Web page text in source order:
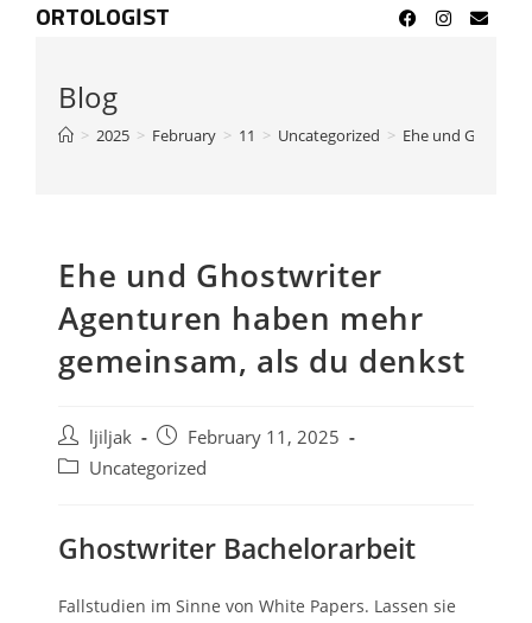
ORTOLOGIST
Blog
> 2025 > February > 11 > Uncategorized > Ehe und
Ehe und Ghostwriter
Agenturen haben mehr
gemeinsam, als du denkst
ljiljak
February 11, 2025
Uncategorized
Ghostwriter Bachelorarbeit
Fallstudien im Sinne von White Papers. Lassen sie